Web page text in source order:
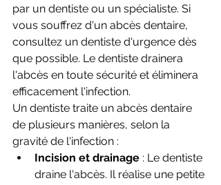
par un dentiste ou un spécialiste. Si
vous souffrez d'un abcès dentaire,
consultez un dentiste d'urgence dès
que possible. Le dentiste drainera
l'abcès en toute sécurité et éliminera
efficacement l'infection.
Un dentiste traite un abcès dentaire
de plusieurs manières, selon la
gravité de l'infection :
Incision et drainage : Le dentiste
draine l'abcès. Il réalise une petite